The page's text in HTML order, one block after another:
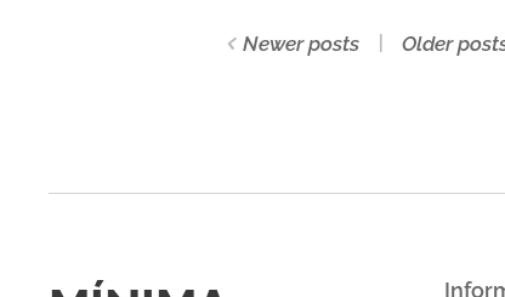
Newer posts Older